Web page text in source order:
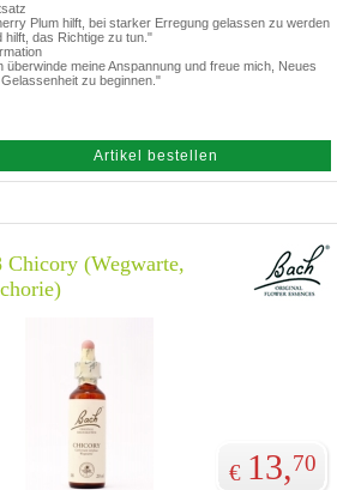
Plum hilft, bei starker Erregung gelassen zu werden
hilft, das Richtige zu tun."
überwinde meine Anspannung und freue mich, Neues
zu beginnen."
Artikel bestellen
Chicory (Wegwarte,
€ 13,70